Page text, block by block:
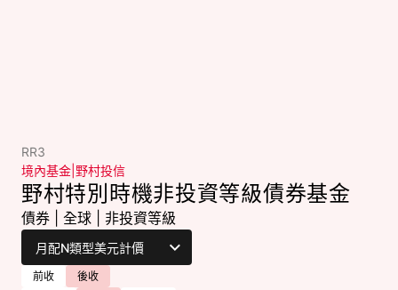
RR3
境內基金 野村投信
野村特別時機非投資等級債券基金
債券 全球 非投資等級
前收
後收